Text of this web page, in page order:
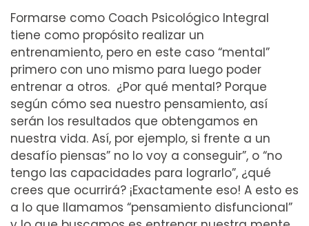
Formarse como Coach Psicológico Integral
tiene como propósito realizar un
entrenamiento, pero en este caso “mental”
primero con uno mismo para luego poder
entrenar a otros. ¿Por qué mental? Porque
según cómo sea nuestro pensamiento, así
serán los resultados que obtengamos en
nuestra vida. Así, por ejemplo, si frente a un
desafío piensas” no lo voy a conseguir”, o “no
tengo las capacidades para lograrlo”, ¿qué
crees que ocurrirá? ¡Exactamente eso! A esto es
a lo que llamamos “pensamiento disfuncional”